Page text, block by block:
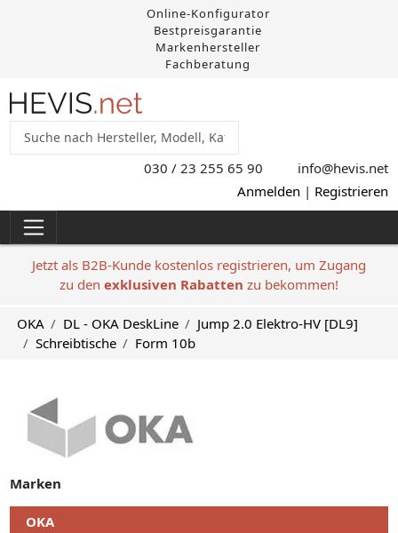
Online-Konfigurator
Bestpreisgarantie
Markenhersteller
Fachberatung
030 / 23 255 65 90 info@hevis.net
Anmelden | Registrieren
Jetzt als B2B-Kunde kostenlos registrieren, um Zugang
zu den exklusiven Rabatten zu bekommen!
OKA DL - OKA DeskLine
Jump 2.0 Elektro-HV [DL9]
Schreibtische
Form 10b
Marken
OKA